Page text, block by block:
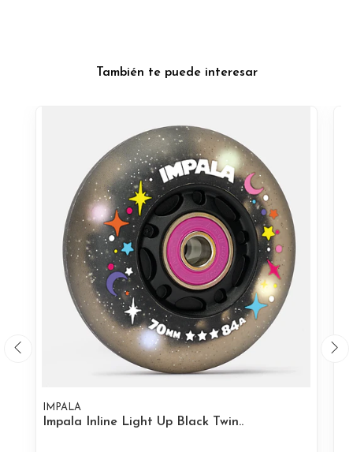
También te puede interesar
IMPALA
Impala Inline Light Up Black Twin..